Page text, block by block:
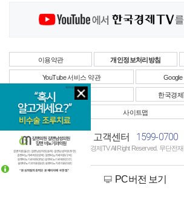
이용약관 개인정보처리방침
YouTube 서비스 약관
사업자정보 한국경
사이트맵
고객센터 1599-0700
Copyright © 한국경제TV All Right Reserved. 무단전
PC버전 보기